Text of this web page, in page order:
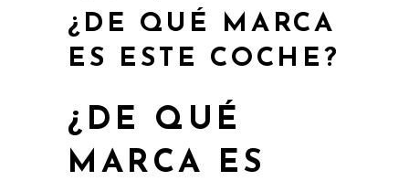
¿DE QUÉ MARCA
ES ESTE COCHE?
¿DE QUÉ
MARCA ES